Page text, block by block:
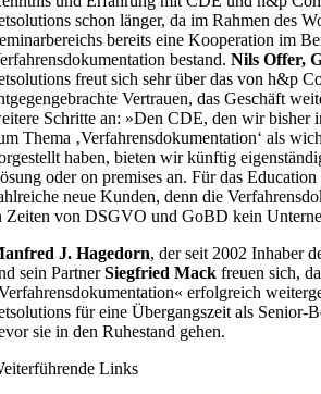
schon länger, da im Rahmen des
bereits eine Kooperation im
bestand.Nils Offer,
freut sich sehr über das von h&p
Vertrauen, das Geschäft
Schritte an: »Den CDE, den wir bisher
Thema ‚Verfahrensdokumentation‘ als
haben, bieten wir künftig
oder on premises an. Für das
neue Kunden, denn die
Zeiten von DSGVO und GoBD kein
J. Hagedorn, der seit 2002 Inhaber
sein PartnerSiegfried Mack freuen sich,
erfolgreich
für eine Übergangszeit als Senior-
sie in den Ruhestand gehen.
Links